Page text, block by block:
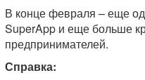
В конце февраля – еще
SuperApp и еще больше
предпринимателей.
Справка: